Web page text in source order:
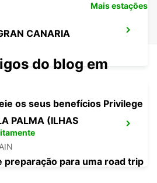
CANARIA
PALMA (ILHAS
Mais estações
do blog em
os seus benefícios Privilege
preparação para uma road trip